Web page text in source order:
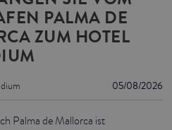
PALMA DE
ZUM HOTEL
05/08/2026
Palma de Mallorca ist